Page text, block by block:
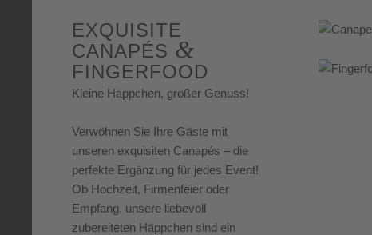
EXQUISITE
CANAPÉS &
FINGERFOOD
Kleine Häppchen, großer Genuss!
Verwöhnen Sie Ihre Gäste mit
unseren exquisiten Canapés – die
perfekte Ergänzung für jedes Event!
Ob Hochzeit, Firmenfeier oder
Empfang, unsere liebevoll
zubereiteten Häppchen sind ein